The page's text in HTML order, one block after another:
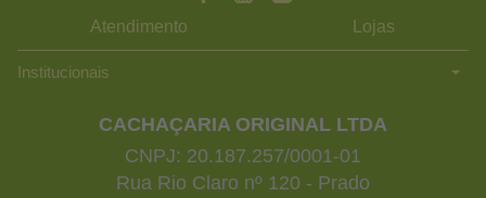
Atendimento Lojas
Institucionais
CACHAÇARIA ORIGINAL LTDA
CNPJ: 20.187.257/0001-01
Rua Rio Claro nº 120 - Prado